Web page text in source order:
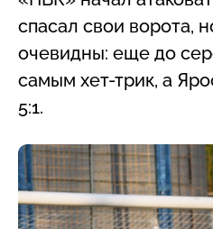
спасал свои ворота,
очевидны: еще до
самым хет-трик, а
5:1.